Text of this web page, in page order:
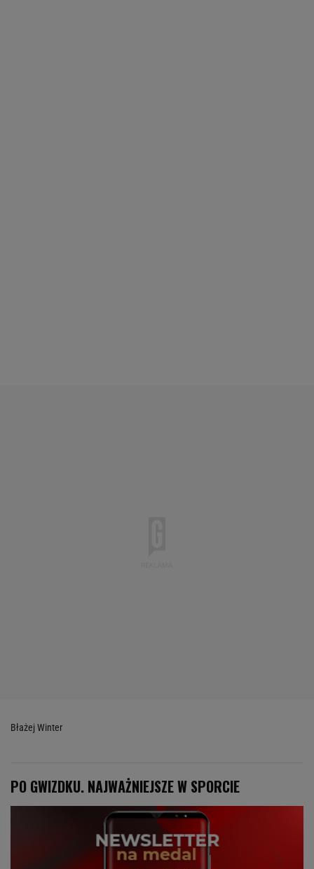
Błażej Winter